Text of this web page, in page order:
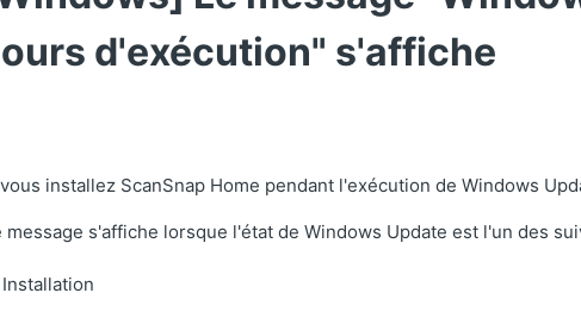
d'exécution" s'affiche
installez ScanSnap Home pendant l'exécution de Windows
message s'affiche lorsque l'état de Windows Update est l'un des
Installation